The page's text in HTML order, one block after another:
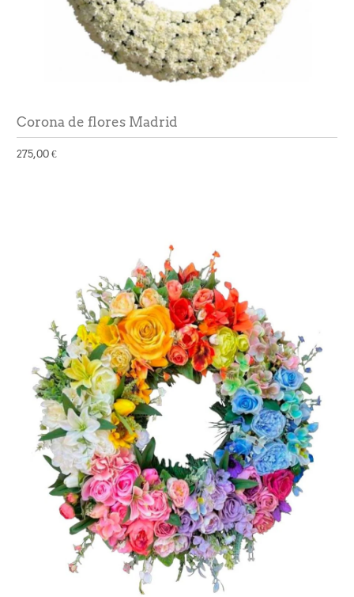
Corona de flores Madrid
275,00 €